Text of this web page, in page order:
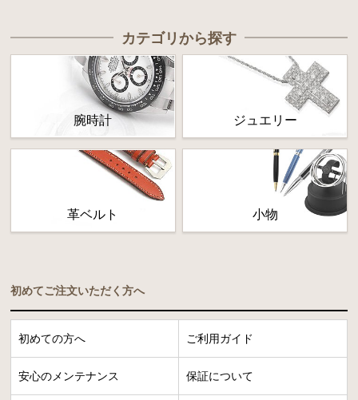
カテゴリから探す
腕時計 ジュエリー
革ベルト 小物
初めてご注文いただく方へ
初めての方へ ご利用ガイド
安心のメンテナンス 保証について